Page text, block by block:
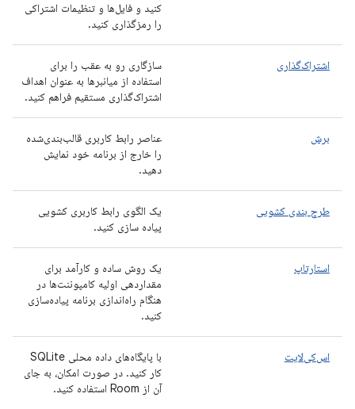
کنید و فایل‌ها و تنظیمات اشتراکی
را رمزگذاری کنید.
اشتراک‌گذاری
سازگاری رو به عقب را برای
استفاده از میانبرها به عنوان اهداف
اشتراک‌گذاری مستقیم فراهم کنید.
برش
عناصر رابط کاربری قالب‌بندی‌شده
را خارج از برنامه خود نمایش
دهید.
طرح بندی کشویی
یک الگوی رابط کاربری کشویی
پیاده سازی کنید.
استارتاپ
یک روش ساده و کارآمد برای
مقداردهی اولیه کامپوننت‌ها در
هنگام راه‌اندازی برنامه پیاده‌سازی
کنید.
اس‌کی‌لایت
با پایگاه‌های داده محلی SQLite
کار کنید. در صورت امکان، به جای
آن از Room استفاده کنید.